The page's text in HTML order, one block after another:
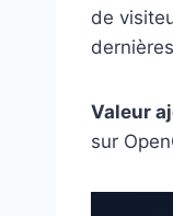
de
Valeur
sur